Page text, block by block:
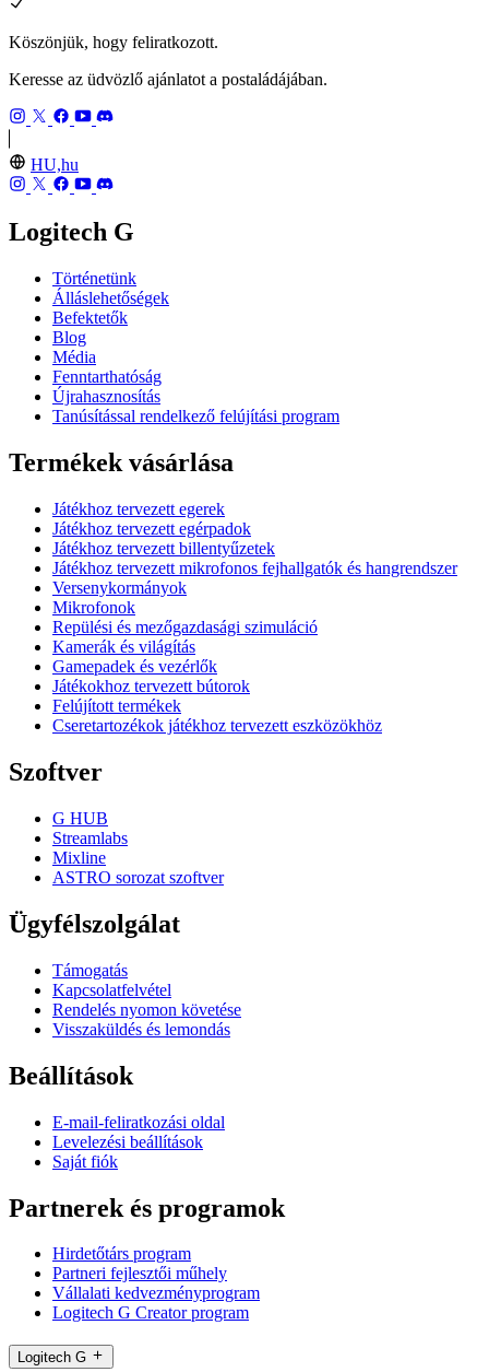
Köszönjük, hogy feliratkozott.
Keresse az üdvözlő ajánlatot a postaládájában.
HU,hu
Logitech G
Történetünk
Álláslehetőségek
Befektetők
Blog
Média
Fenntarthatóság
Újrahasznosítás
Tanúsítással rendelkező felújítási program
Termékek vásárlása
Játékhoz tervezett egerek
Játékhoz tervezett egérpadok
Játékhoz tervezett billentyűzetek
Játékhoz tervezett mikrofonos fejhallgatók és hangrendszer
Versenykormányok
Mikrofonok
Repülési és mezőgazdasági szimuláció
Kamerák és világítás
Gamepadek és vezérlők
Játékokhoz tervezett bútorok
Felújított termékek
Cseretartozékok játékhoz tervezett eszközökhöz
Szoftver
G HUB
Streamlabs
Mixline
ASTRO sorozat szoftver
Ügyfélszolgálat
Támogatás
Kapcsolatfelvétel
Rendelés nyomon követése
Visszaküldés és lemondás
Beállítások
E-mail-feliratkozási oldal
Levelezési beállítások
Saját fiók
Partnerek és programok
Hirdetőtárs program
Partneri fejlesztői műhely
Vállalati kedvezményprogram
Logitech G Creator program
Logitech G